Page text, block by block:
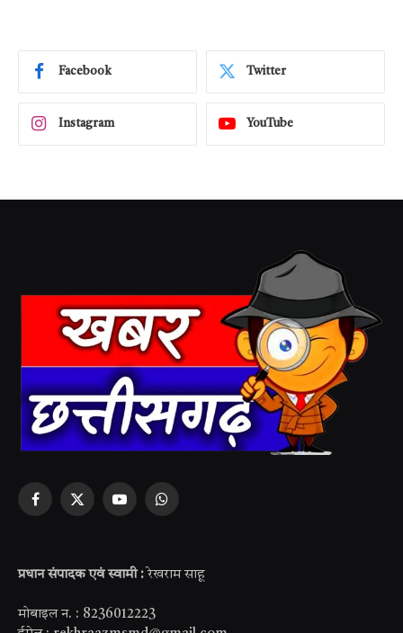
Facebook Twitter
Instagram YouTube
Facebook
X
YouTubeWhatsApp
प्रधान संपादक एवं स्वामी : रेखराम साहू
मोबाइल न. : 8236012223